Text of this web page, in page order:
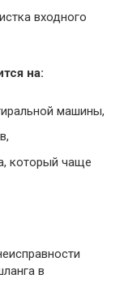
входного
на:
машины,
который чаще
в